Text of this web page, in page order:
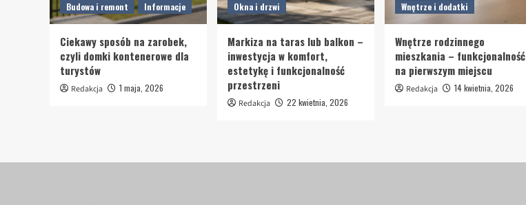
Budowa i remont Informacje
Ciekawy sposób na zarobek,
czyli domki kontenerowe dla
turystów
Redakcja 1 maja, 2026
Okna i drzwi
Markiza na taras lub balkon –
inwestycja w komfort,
estetykę i funkcjonalność
przestrzeni
Redakcja 22 kwietnia, 2026
Wnętrze i dodatki
Wnętrze rodzinnego
mieszkania – funkcjonalność
na pierwszym miejscu
Redakcja 14 kwietnia, 2026